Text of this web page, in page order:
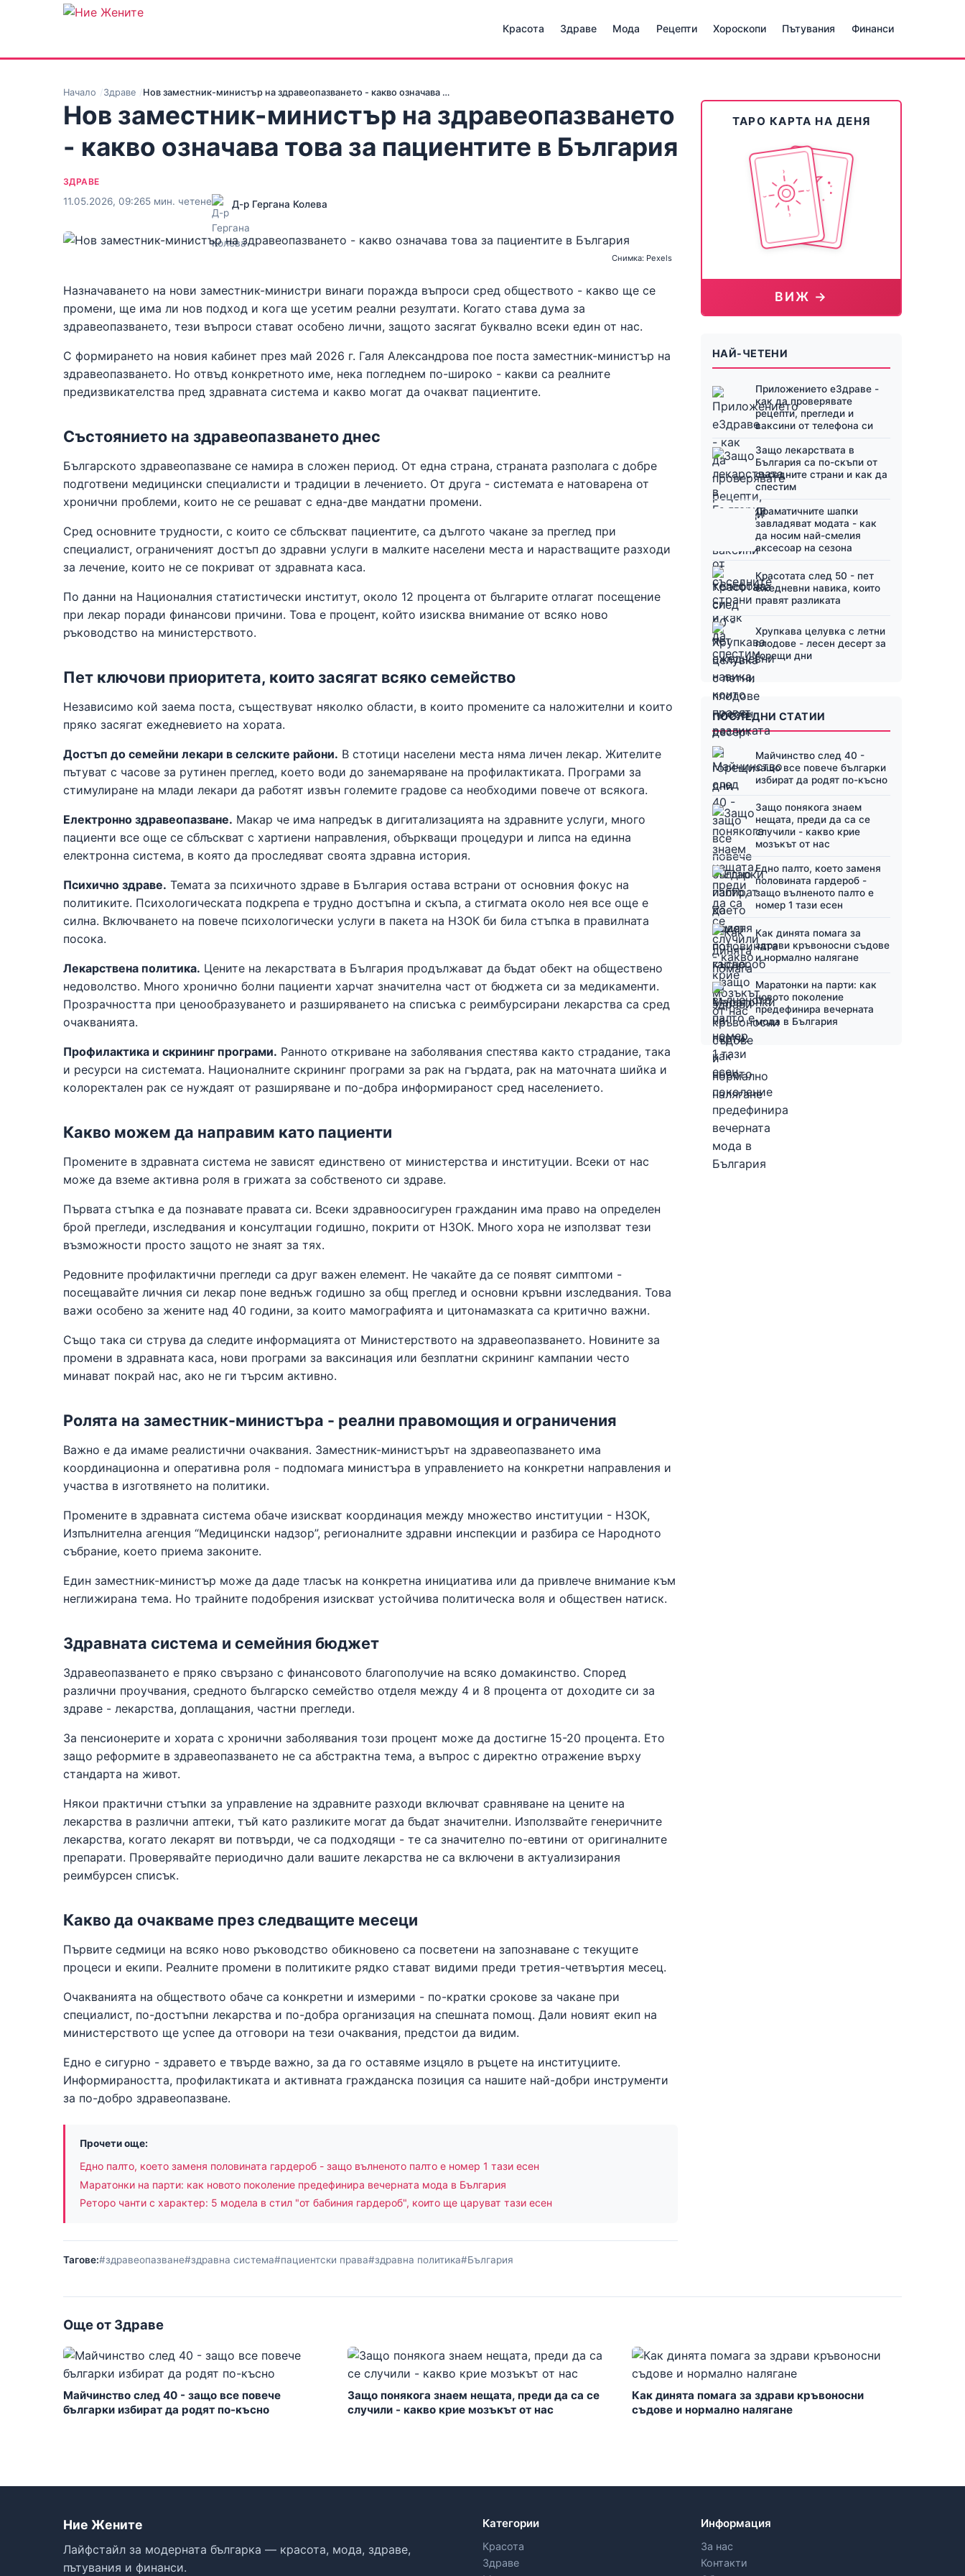
Красота Здраве Мода Рецепти Хороскопи Пътувания Финанси
Начало Здраве Нов заместник-министър на здравеопазването - какво означава …
Нов заместник-министър на здравеопазването
- какво означава това за пациентите в България
ЗДРАВЕ
11.05.2026, 09:265 мин. четене Д-р Гергана Колева
Снимка: Pexels
Назначаването на нови заместник-министри винаги поражда въпроси сред обществото - какво ще се
промени, ще има ли нов подход и кога ще усетим реални резултати. Когато става дума за
здравеопазването, тези въпроси стават особено лични, защото засягат буквално всеки един от нас.
С формирането на новия кабинет през май 2026 г. Галя Александрова пое поста заместник-министър на
здравеопазването. Но отвъд конкретното име, нека погледнем по-широко - какви са реалните
предизвикателства пред здравната система и какво могат да очакват пациентите.
Състоянието на здравеопазването днес
Българското здравеопазване се намира в сложен период. От една страна, страната разполага с добре
подготвени медицински специалисти и традиции в лечението. От друга - системата е натоварена от
хронични проблеми, които не се решават с една-две мандатни промени.
Сред основните трудности, с които се сблъскват пациентите, са дългото чакане за преглед при
специалист, ограниченият достъп до здравни услуги в малките населени места и нарастващите разходи
за лечение, които не се покриват от здравната каса.
По данни на Националния статистически институт, около 12 процента от българите отлагат посещение
при лекар поради финансови причини. Това е процент, който изисква внимание от всяко ново
ръководство на министерството.
Пет ключови приоритета, които засягат всяко семейство
Независимо кой заема поста, съществуват няколко области, в които промените са наложителни и които
пряко засягат ежедневието на хората.
Достъп до семейни лекари в селските райони. В стотици населени места няма личен лекар. Жителите
пътуват с часове за рутинен преглед, което води до занемаряване на профилактиката. Програми за
стимулиране на млади лекари да работят извън големите градове са необходими повече от всякога.
Електронно здравеопазване. Макар че има напредък в дигитализацията на здравните услуги, много
пациенти все още се сблъскват с хартиени направления, объркващи процедури и липса на единна
електронна система, в която да проследяват своята здравна история.
Психично здраве. Темата за психичното здраве в България остава встрани от основния фокус на
политиките. Психологическата подкрепа е трудно достъпна и скъпа, а стигмата около нея все още е
силна. Включването на повече психологически услуги в пакета на НЗОК би била стъпка в правилната
посока.
Лекарствена политика. Цените на лекарствата в България продължават да бъдат обект на обществено
недоволство. Много хронично болни пациенти харчат значителна част от бюджета си за медикаменти.
Прозрачността при ценообразуването и разширяването на списъка с реимбурсирани лекарства са сред
очакванията.
Профилактика и скрининг програми. Ранното откриване на заболявания спестява както страдание, така
и ресурси на системата. Националните скрининг програми за рак на гърдата, рак на маточната шийка и
колоректален рак се нуждаят от разширяване и по-добра информираност сред населението.
Какво можем да направим като пациенти
Промените в здравната система не зависят единствено от министерства и институции. Всеки от нас
може да вземе активна роля в грижата за собственото си здраве.
Първата стъпка е да познавате правата си. Всеки здравноосигурен гражданин има право на определен
брой прегледи, изследвания и консултации годишно, покрити от НЗОК. Много хора не използват тези
възможности просто защото не знаят за тях.
Редовните профилактични прегледи са друг важен елемент. Не чакайте да се появят симптоми -
посещавайте личния си лекар поне веднъж годишно за общ преглед и основни кръвни изследвания. Това
важи особено за жените над 40 години, за които мамографията и цитонамазката са критично важни.
Също така си струва да следите информацията от Министерството на здравеопазването. Новините за
промени в здравната каса, нови програми за ваксинация или безплатни скрининг кампании често
минават покрай нас, ако не ги търсим активно.
Ролята на заместник-министъра - реални правомощия и ограничения
Важно е да имаме реалистични очаквания. Заместник-министърът на здравеопазването има
координационна и оперативна роля - подпомага министъра в управлението на конкретни направления и
участва в изготвянето на политики.
Промените в здравната система обаче изискват координация между множество институции - НЗОК,
Изпълнителна агенция “Медицински надзор”, регионалните здравни инспекции и разбира се Народното
събрание, което приема законите.
Един заместник-министър може да даде тласък на конкретна инициатива или да привлече внимание към
неглижирана тема. Но трайните подобрения изискват устойчива политическа воля и обществен натиск.
Здравната система и семейния бюджет
Здравеопазването е пряко свързано с финансовото благополучие на всяко домакинство. Според
различни проучвания, средното българско семейство отделя между 4 и 8 процента от доходите си за
здраве - лекарства, доплащания, частни прегледи.
За пенсионерите и хората с хронични заболявания този процент може да достигне 15-20 процента. Ето
защо реформите в здравеопазването не са абстрактна тема, а въпрос с директно отражение върху
стандарта на живот.
Някои практични стъпки за управление на здравните разходи включват сравняване на цените на
лекарства в различни аптеки, тъй като разликите могат да бъдат значителни. Използвайте генеричните
лекарства, когато лекарят ви потвърди, че са подходящи - те са значително по-евтини от оригиналните
препарати. Проверявайте периодично дали вашите лекарства не са включени в актуализирания
реимбурсен списък.
Какво да очакваме през следващите месеци
Първите седмици на всяко ново ръководство обикновено са посветени на запознаване с текущите
процеси и екипи. Реалните промени в политиките рядко стават видими преди третия-четвъртия месец.
Очакванията на обществото обаче са конкретни и измерими - по-кратки срокове за чакане при
специалист, по-достъпни лекарства и по-добра организация на спешната помощ. Дали новият екип на
министерството ще успее да отговори на тези очаквания, предстои да видим.
Едно е сигурно - здравето е твърде важно, за да го оставяме изцяло в ръцете на институциите.
Информираността, профилактиката и активната гражданска позиция са нашите най-добри инструменти
за по-добро здравеопазване.
Прочети още:
Едно палто, което заменя половината гардероб - защо вълненото палто е номер 1 тази есен
Маратонки на парти: как новото поколение предефинира вечерната мода в България
Реторо чанти с характер: 5 модела в стил "от бабиния гардероб", които ще царуват тази есен
Тагове:#здравеопазване#здравна система#пациентски права#здравна политика#България
ТАРО КАРТА НА ДЕНЯ
ВИЖ →
НАЙ-ЧЕТЕНИ
Приложението еЗдраве -
как да проверявате
рецепти, прегледи и
ваксини от телефона си
Защо лекарствата в
България са по-скъпи от
съседните страни и как да
спестим
Драматичните шапки
завладяват модата - как
да носим най-смелия
аксесоар на сезона
Красотата след 50 - пет
ежедневни навика, които
правят разликата
Хрупкава целувка с летни
плодове - лесен десерт за
горещи дни
ПОСЛЕДНИ СТАТИИ
Майчинство след 40 -
защо все повече българки
избират да родят по-късно
Защо понякога знаем
нещата, преди да са се
случили - какво крие
мозъкът от нас
Едно палто, което заменя
половината гардероб -
защо вълненото палто е
номер 1 тази есен
Как динята помага за
здрави кръвоносни съдове
и нормално налягане
Маратонки на парти: как
новото поколение
предефинира вечерната
мода в България
Още от Здраве
Майчинство след 40 - защо все повече
българки избират да родят по-късно
Защо понякога знаем нещата, преди да са се
случили - какво крие мозъкът от нас
Как динята помага за здрави кръвоносни
съдове и нормално налягане
Ние Жените
Лайфстайл за модерната българка — красота, мода, здраве,
пътувания и финанси.
Категории
Красота
Здраве
Информация
За нас
Контакти